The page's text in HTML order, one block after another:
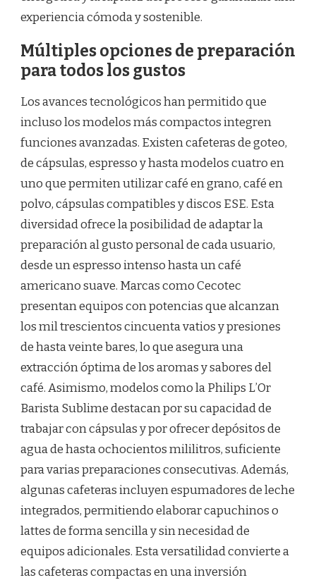
experiencia cómoda y sostenible.
Múltiples opciones de preparación
para todos los gustos
Los avances tecnológicos han permitido que
incluso los modelos más compactos integren
funciones avanzadas. Existen cafeteras de goteo,
de cápsulas, espresso y hasta modelos cuatro en
uno que permiten utilizar café en grano, café en
polvo, cápsulas compatibles y discos ESE. Esta
diversidad ofrece la posibilidad de adaptar la
preparación al gusto personal de cada usuario,
desde un espresso intenso hasta un café
americano suave. Marcas como Cecotec
presentan equipos con potencias que alcanzan
los mil trescientos cincuenta vatios y presiones
de hasta veinte bares, lo que asegura una
extracción óptima de los aromas y sabores del
café. Asimismo, modelos como la Philips L’Or
Barista Sublime destacan por su capacidad de
trabajar con cápsulas y por ofrecer depósitos de
agua de hasta ochocientos mililitros, suficiente
para varias preparaciones consecutivas. Además,
algunas cafeteras incluyen espumadores de leche
integrados, permitiendo elaborar capuchinos o
lattes de forma sencilla y sin necesidad de
equipos adicionales. Esta versatilidad convierte a
las cafeteras compactas en una inversión